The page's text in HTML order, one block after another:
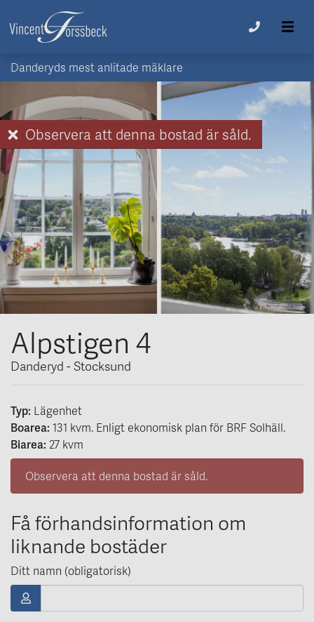
Danderyds mest anlitade mäklare
Observera att denna bostad är såld.
Alpstigen 4
Danderyd - Stocksund
Typ: Lägenhet
Boarea: 131 kvm. Enligt ekonomisk plan för BRF Solhäll.
Biarea: 27 kvm
Observera att denna bostad är såld.
Få förhandsinformation om
liknande bostäder
Ditt namn (obligatorisk)